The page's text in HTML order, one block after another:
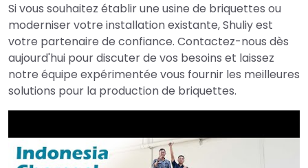
Si vous souhaitez établir une usine de briquettes ou
moderniser votre installation existante, Shuliy est
votre partenaire de confiance. Contactez-nous dès
aujourd'hui pour discuter de vos besoins et laissez
notre équipe expérimentée vous fournir les meilleures
solutions pour la production de briquettes.